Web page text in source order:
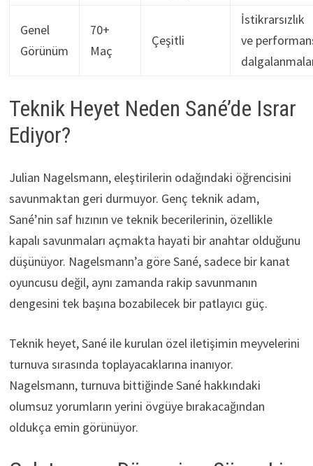
Genel
Görünüm
70+
Maç
Çeşitli
İstikrarsızlık
ve
Teknik Heyet Neden Sané’de Israr
Ediyor?
Julian Nagelsmann, eleştirilerin odağındaki öğrencisini
savunmaktan geri durmuyor. Genç teknik adam,
Sané’nin saf hızının ve teknik becerilerinin, özellikle
kapalı savunmaları açmakta hayati bir anahtar olduğunu
düşünüyor. Nagelsmann’a göre Sané, sadece bir kanat
oyuncusu değil, aynı zamanda rakip savunmanın
dengesini tek başına bozabilecek bir patlayıcı güç.
Teknik heyet, Sané ile kurulan özel iletişimin meyvelerini
turnuva sırasında toplayacaklarına inanıyor.
Nagelsmann, turnuva bittiğinde Sané hakkındaki
olumsuz yorumların yerini övgüye bırakacağından
oldukça emin görünüyor.